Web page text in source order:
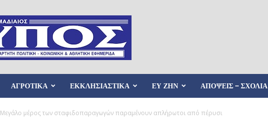
ΑΓΡΟΤΙΚΑ ΕΚΚΛΗΣΙΑΣΤΙΚΑ ΕΥ ΖΗΝ ΑΠΟΨΕΙΣ – ΣΧΟΛΙΑ
Μεγάλο μέρος των σταφιδοπαραγωγών παραμένουν απλήρωτοι από πέρυσι